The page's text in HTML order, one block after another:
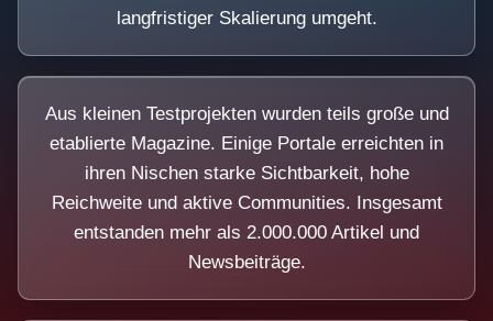
langfristiger Skalierung umgeht.
Aus kleinen Testprojekten wurden teils große und
etablierte Magazine. Einige Portale erreichten in
ihren Nischen starke Sichtbarkeit, hohe
Reichweite und aktive Communities. Insgesamt
entstanden mehr als 2.000.000 Artikel und
Newsbeiträge.